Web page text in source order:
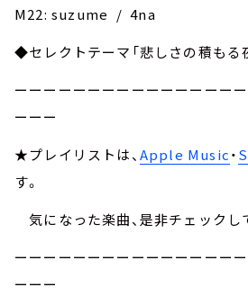
M22: suzume / 4na
◆セレクトテーマ「悲しさの積もる
ーーーーーーーーーーーーーーー
ーーー
★プレイリストは、Apple Music・
す。
気になった楽曲、是非チェックし
ーーーーーーーーーーーーーーー
ーーー